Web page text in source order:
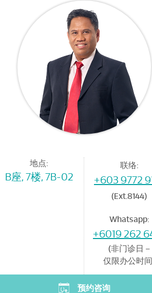
地点:
B座, 7楼, 7B-02
联络:
+603 9772
(Ext.8144)
Whatsapp:
+6019 262
(非门诊日 –
仅限办公时
预约咨询